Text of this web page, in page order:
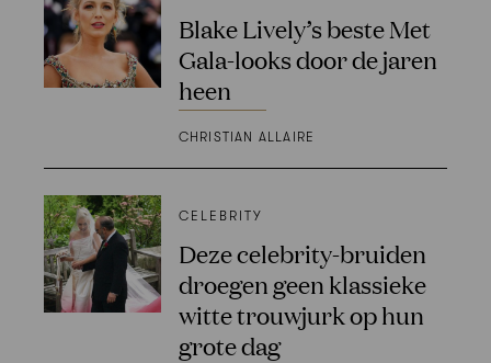
Blake Lively’s beste Met
Gala-looks door de jaren
heen
CHRISTIAN ALLAIRE
CELEBRITY
Deze celebrity-bruiden
droegen geen klassieke
witte trouwjurk op hun
grote dag